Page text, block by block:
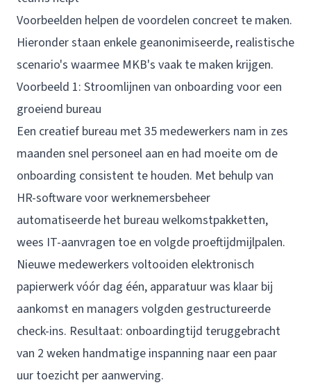
Voorbeelden helpen de voordelen concreet te maken.
Hieronder staan enkele geanonimiseerde, realistische
scenario's waarmee MKB's vaak te maken krijgen.
Voorbeeld 1: Stroomlijnen van onboarding voor een
groeiend bureau
Een creatief bureau met 35 medewerkers nam in zes
maanden snel personeel aan en had moeite om de
onboarding consistent te houden. Met behulp van
HR-software voor werknemersbeheer
automatiseerde het bureau welkomstpakketten,
wees IT-aanvragen toe en volgde proeftijdmijlpalen.
Nieuwe medewerkers voltooiden elektronisch
papierwerk vóór dag één, apparatuur was klaar bij
aankomst en managers volgden gestructureerde
check-ins. Resultaat: onboardingtijd teruggebracht
van 2 weken handmatige inspanning naar een paar
uur toezicht per aanwerving.